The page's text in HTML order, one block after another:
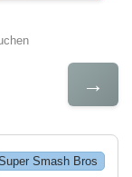
→
Smash Bros